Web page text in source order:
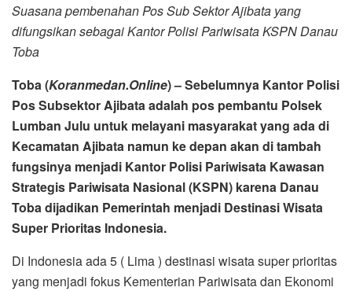
Suasana pembenahan Pos Sub Sektor Ajibata yang
difungsikan sebagai Kantor Polisi Pariwisata KSPN Danau
Toba
Toba (Koranmedan.Online) – Sebelumnya Kantor Polisi
Pos Subsektor Ajibata adalah pos pembantu Polsek
Lumban Julu untuk melayani masyarakat yang ada di
Kecamatan Ajibata namun ke depan akan di tambah
fungsinya menjadi Kantor Polisi Pariwisata Kawasan
Strategis Pariwisata Nasional (KSPN) karena Danau
Toba dijadikan Pemerintah menjadi Destinasi Wisata
Super Prioritas Indonesia.
Di Indonesia ada 5 ( Lima ) destinasi wisata super prioritas
yang menjadi fokus Kementerian Pariwisata dan Ekonomi